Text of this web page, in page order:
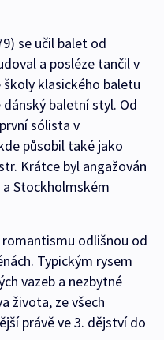
se učil balet od
a posléze tančil v
klasického baletu
baletní styl. Od
sólista v
působil také jako
Krátce byl angažován
Stockholmském
odlišnou od
Typickým rysem
vazeb a nezbytné
života, ze všech
právě ve 3. dějství do